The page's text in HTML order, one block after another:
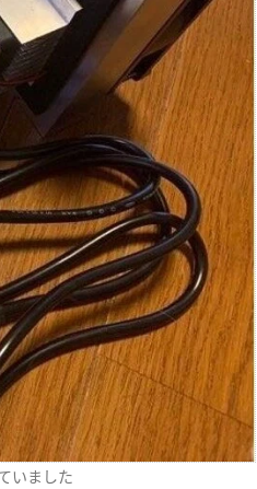
いました